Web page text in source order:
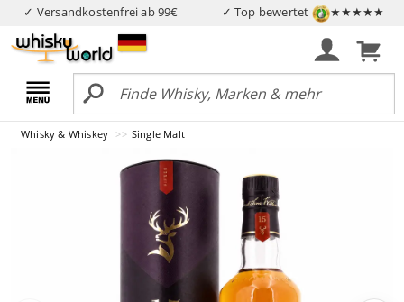
✓ Versandkostenfrei ab 99€ ✓ Top bewertet ★★★★★
Whisky & Whiskey Single Malt